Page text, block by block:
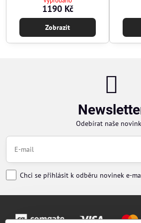
1190 Kč
Zobrazit
Odebírat naše
Chci se přihlásit k odběru novinek e-